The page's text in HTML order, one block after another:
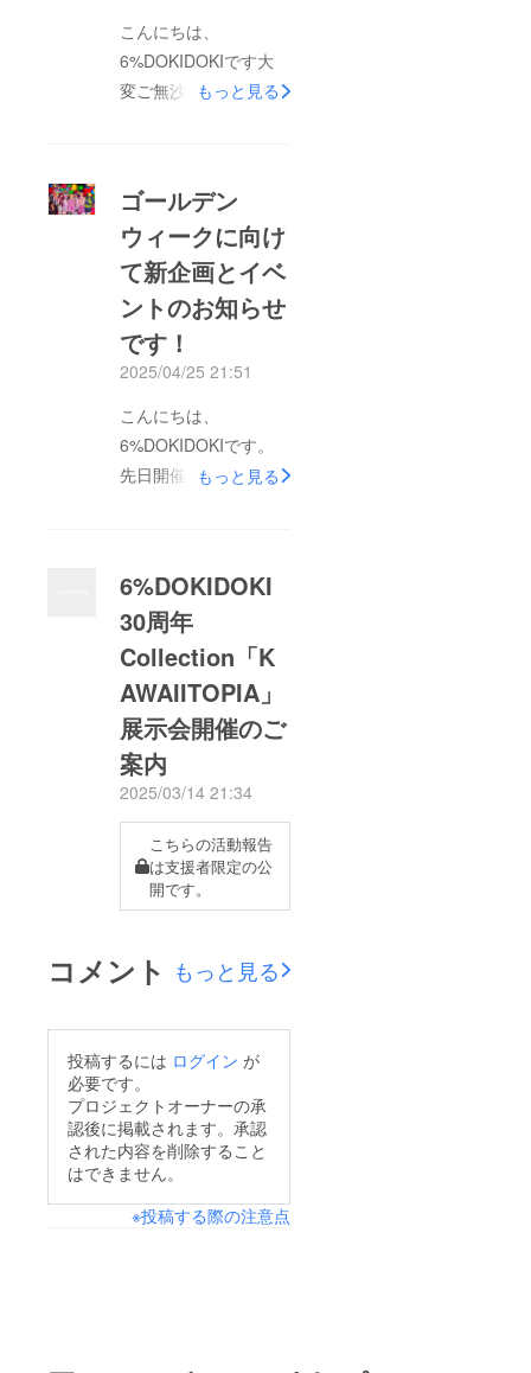
こんにちは、
6%DOKIDOKIです大
変ご無沙汰しておりま
だいている方も多くい
らっしゃるのではと思
いますが、このたび増
田セバスチャンが国内
では５年ぶりとなる大
規模個展
「KAWAIITOPIA -GO
TO HEAVEN(HELL)-」
を埼玉・飯能にて3月
から開催するはこびと
を記念した「KAWAII
TRAIN」です！来たる
5/16(土)、増田セバス
チャン展
「KAWAIITOPIA -GO
TO HEAVEN(HELL)-」
の開催を記念して、建
築家・妹島和世がデザ
インした「大きな窓」
と「黄色い座席」が特
徴の「特急ラビュー」
飯能までを繋ぐ特別版
として、KAWAIIの
ユートピア
「KAWAIITOPIA」へご
案内します。京都の列
車レストラン
「FUTURE TRAIN」
とも、この日だけの特
もっと見る
ゴールデン
ウィークに向け
て新企画とイベ
ントのお知らせ
です！
2025/04/25 21:51
こんにちは、
6%DOKIDOKIです。
先日開催された展示会
とうございました！
KAWAIITOPIAコレク
ションの新作も続々と
発売になり、店内もと
ても賑やかになりまし
た。 30周年イヤーの
始まりを取材していた
だいたこちらもぜひご
一読ください！記事；
Fashionsnap.comさ
て、明日からゴールデ
は？原宿店は通常通り
いたします。ぜひお近
くにいらしたら、お立
ち寄りくださいね♪30
周年イヤーの大型連
休、嬉しいお知らせの
ひとつ目はこちら！
6%DOKIDOKIガチャ
もっと見る
6%DOKIDOKI
30周年
Collection「K
AWAIITOPIA」
展示会開催のご
案内
2025/03/14 21:34
こちらの活動報告
は支援者限定の公
開です。
コメント もっと見る
投稿するには ログイン が
必要です。
プロジェクトオーナーの承
認後に掲載されます。承認
された内容を削除すること
はできません。
※投稿する際の注意点